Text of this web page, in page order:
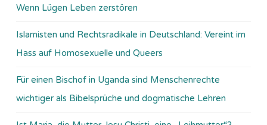
Wenn Lügen Leben zerstören
Islamisten und Rechtsradikale in Deutschland: Vereint im
Hass auf Homosexuelle und Queers
Für einen Bischof in Uganda sind Menschenrechte
wichtiger als Bibelsprüche und dogmatische Lehren